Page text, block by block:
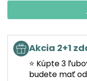
Akcia 2+1
⭐ Kúpte 3
budete mať od